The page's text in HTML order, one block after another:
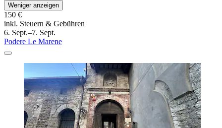
Weniger anzeigen
150 €
inkl. Steuern & Gebühren
6. Sept.–7. Sept.
Podere Le Marene